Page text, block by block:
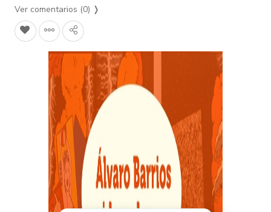
Ver comentarios (0) ❭